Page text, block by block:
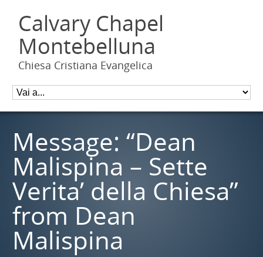
Calvary Chapel
Montebelluna
Chiesa Cristiana Evangelica
Message: “Dean
Malispina – Sette
Verita’ della Chiesa”
from Dean
Malispina